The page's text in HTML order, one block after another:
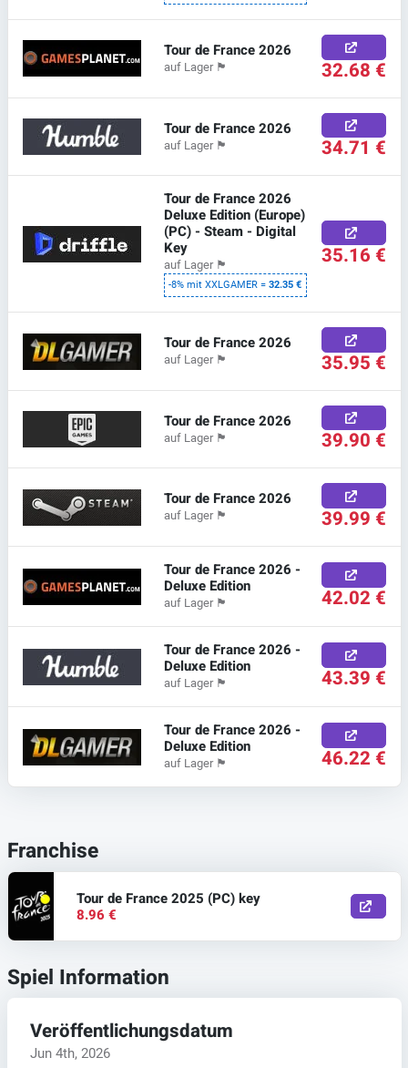
Tour de France 2026
auf Lager 🏴 32.68 €
Tour de France 2026
auf Lager 🏴 34.71 €
Tour de France 2026
Deluxe Edition (Europe)
(PC) - Steam - Digital
Key
auf Lager 🏴
-8% mit XXLGAMER =32.35 €
35.16 €
Tour de France 2026
auf Lager 🏴 35.95 €
Tour de France 2026
auf Lager 🏴 39.90 €
Tour de France 2026
auf Lager 🏴 39.99 €
Tour de France 2026 -
Deluxe Edition
auf Lager 🏴 42.02 €
Tour de France 2026 -
Deluxe Edition
auf Lager 🏴 43.39 €
Tour de France 2026 -
Deluxe Edition
auf Lager 🏴 46.22 €
Franchise
Tour de France 2025 (PC) key
8.96 €
Spiel Information
Veröffentlichungsdatum
Jun 4th, 2026